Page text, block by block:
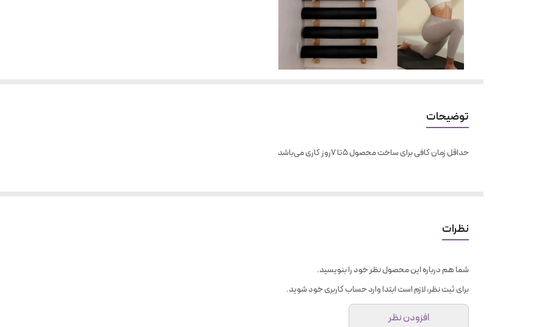
توضیحات
حداقل زمان کافی برای ساخت محصول ۵تا ۷روز کاری می‌باشد
نظرات
شما هم درباره این محصول نظر خود را بنویسید.
برای ثبت نظر، لازم است ابتدا وارد حساب کاربری خود شوید.
افزودن نظر